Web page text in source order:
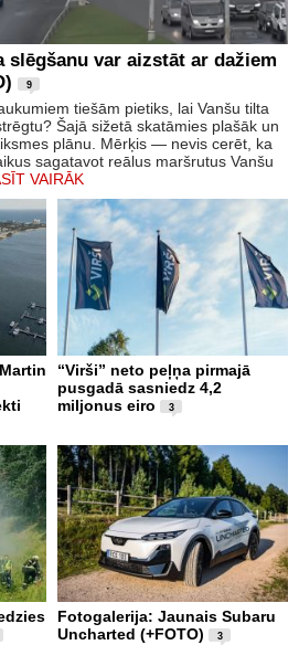
slēgšanu var aizstāt ar dažiem
9
tiešām pietiks, lai Vanšu tilta
Šajā sižetā skatāmies plašāk un
plānu. Mērķis — nevis cerēt, ka
sagatavot reālus maršrutus Vanšu
VAIRĀK
“Virši” neto peļņa pirmajā
pusgadā sasniedz 4,2
miljonus eiro
3
Fotogalerija: Jaunais Subaru
Uncharted (+FOTO)
3